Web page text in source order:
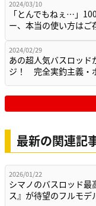
2024/03/10
「とんでもねぇ…」
ー、本当の使い方はご
2024/02/29
あの超人気バスロッド
ジ！ 完全実釣主義・
最新の関連記
2026/01/22
シマノのバスロッド最
ス』が待望のフルモ